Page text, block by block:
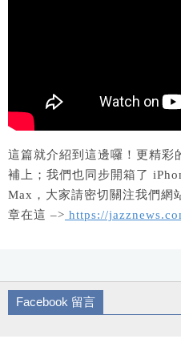
這篇就介紹到這邊囉！更精彩
補上；我們也同步開箱了
Max，大家請密切關注我們網
章在這 –> https://
Facebook 留言